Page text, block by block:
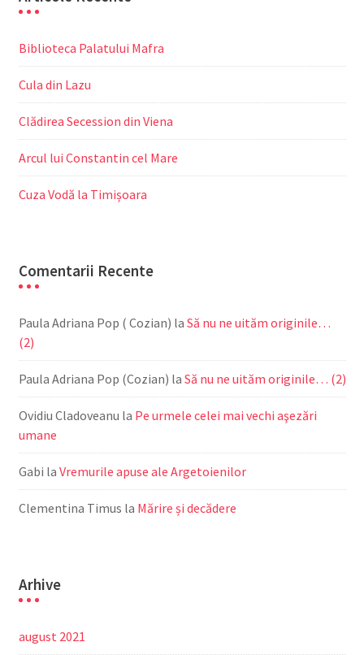
Biblioteca Palatului Mafra
Cula din Lazu
Clădirea Secession din Viena
Arcul lui Constantin cel Mare
Cuza Vodă la Timișoara
Comentarii Recente
Paula Adriana Pop ( Cozian) la Să nu ne uităm originile…
(2)
Paula Adriana Pop (Cozian) la Să nu ne uităm originile… (2)
Ovidiu Cladoveanu la Pe urmele celei mai vechi aşezări
umane
Gabi la Vremurile apuse ale Argetoienilor
Clementina Timus la Mărire și decădere
Arhive
august 2021